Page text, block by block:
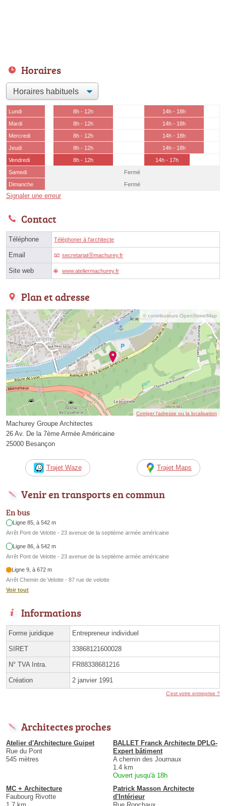
Horaires
Lundi 8h - 12h
14h - 18h
Mardi
8h - 12h
14h - 18h
Mercredi
8h - 12h
14h - 18h
Jeudi
8h - 12h
14h - 18h
Vendredi
8h - 12h
14h - 17h
Samedi
Fermé
Dimanche
Fermé
Signaler une erreur
Contact
Téléphone Téléphoner à l'architecte
Email secretariatⓐmachurey.fr
Site web www.ateliermachurey.fr
Plan et adresse
© contributeurs OpenStreetMap
Corriger l’adresse ou la localisation
Machurey Groupe Architectes
26 Av. De la 7ème Armée Américaine
25000 Besançon
Trajet Waze Trajet Maps
Venir en transports en commun
En bus
Ligne 85, à 542 m
Arrêt Pont de Velotte - 23 avenue de la septième armée américaine
Ligne 86, à 542 m
Arrêt Pont de Velotte - 23 avenue de la septième armée américaine
Ligne 9, à 672 m
Arrêt Chemin de Velotte - 87 rue de velotte
Voir tout
Informations
Forme juridique Entrepreneur individuel
SIRET 33868121600028
N° TVA Intra. FR88338681216
Création 2 janvier 1991
C'est votre entreprise ?
Architectes proches
Atelier d'Architecture Guipet
Rue du Pont
545 mètres
BALLET Franck Architecte DPLG-
Expert bâtiment
A chemin des Journaux
1.4 km
Ouvert jusqu'à 18h
MC + Architecture
Faubourg Rivotte
Patrick Masson Architecte
d'Intérieur